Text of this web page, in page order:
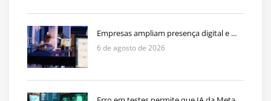
Empresas ampliam presença digital e ...
6 de agosto de 2026